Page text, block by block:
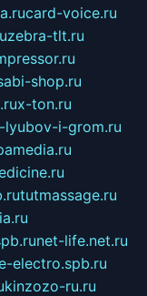
card-voice.ru
zebra-tlt.ru
shop.ru
x-ton.ru
lyubov-i-grom.ru
tutmassage.ru
net-life.net.ru
electro.spb.ru
kinzozo-ru.ru